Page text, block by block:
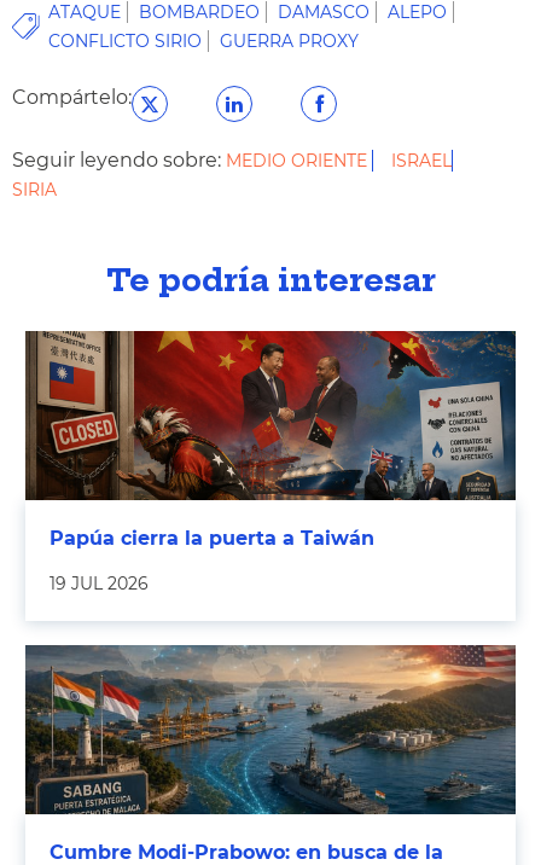
ATAQUE BOMBARDEO DAMASCO
ALEPO
CONFLICTO SIRIO
GUERRA PROXY
Compártelo:
Seguir leyendo sobre: MEDIO ORIENTE
ISRAEL
SIRIA
Te podría interesar
Papúa cierra la puerta a Taiwán
19 JUL 2026
Cumbre Modi-Prabowo: en busca de la